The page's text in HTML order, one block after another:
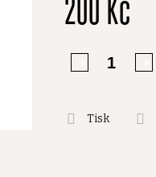
z
200 Kč
Tisk